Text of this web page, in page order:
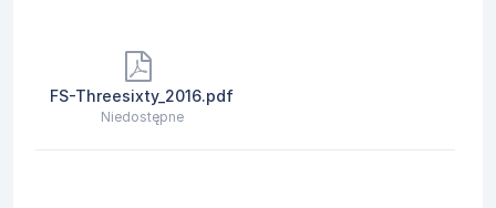
FS-Threesixty_2016.pdf
Niedostępne